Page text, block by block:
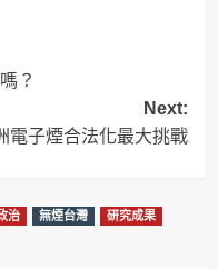
？
Next:
電子煙合法化最大挑戰
治 無煙台灣
研究成果